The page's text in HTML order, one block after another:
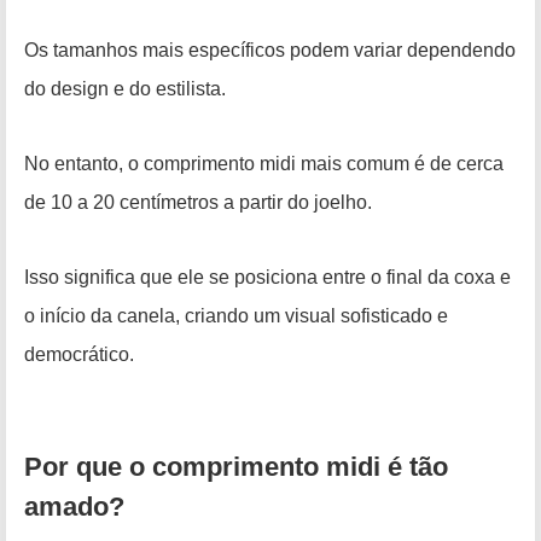
Os tamanhos mais específicos podem variar dependendo
do design e do estilista.
No entanto, o comprimento midi mais comum é de cerca
de 10 a 20 centímetros a partir do joelho.
Isso significa que ele se posiciona entre o final da coxa e
o início da canela, criando um visual sofisticado e
democrático.
Por que o comprimento midi é tão
amado?